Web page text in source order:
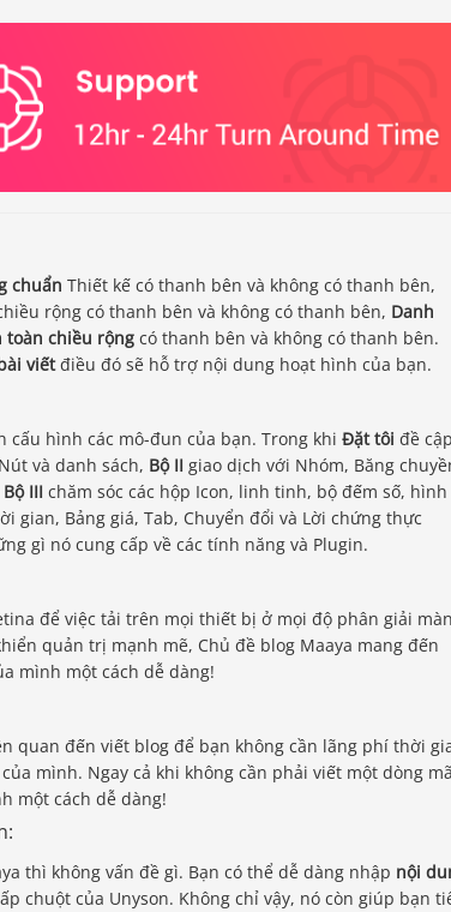
chuẩn Thiết kế có thanh bên và không có thanh bên,
rộng có thanh bên và không có thanh bên, Danh
toàn chiều rộng có thanh bên và không có thanh bên.
viếtđiều đó sẽ hỗ trợ nội dung hoạt hình của bạn.
cấu hình các mô-đun của bạn. Trong khi Đặt tôi đề cập
và danh sách, Bộ II giao dịch với Nhóm, Băng
Bộ III chăm sóc các hộp Icon, linh tinh, bộ đếm số, hình
gian, Bảng giá, Tab, Chuyển đổi và Lời chứng thực
gì nó cung cấp về các tính năng và Plugin.
để việc tải trên mọi thiết bị ở mọi độ phân giải màn
quản trị mạnh mẽ, Chủ đề blog Maaya mang đến
mình một cách dễ dàng!
quan đến viết blog để bạn không cần lãng phí thời
mình. Ngay cả khi không cần phải viết một dòng mã
một cách dễ dàng!
thì không vấn đề gì. Bạn có thể dễ dàng nhập nội
chuột của Unyson. Không chỉ vậy, nó còn giúp bạn